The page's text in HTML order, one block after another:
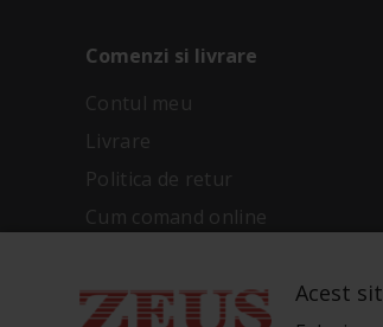
Comenzi si livrare
Contul meu
Livrare
Politica de retur
Cum comand online
Acest